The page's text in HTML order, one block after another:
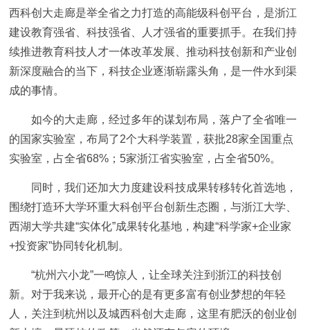
西科创大走廊是举全省之力打造的高能级科创平台，是浙江
建设教育强省、科技强省、人才强省的重要抓手。在我们持
续推进教育科技人才一体改革发展、推动科技创新和产业创
新深度融合的当下，科技企业逐渐崭露头角，是一件水到渠
成的事情。
如今的大走廊，经过多年的谋划布局，落户了全省唯一
的国家实验室，布局了2个大科学装置，获批28家全国重点
实验室，占全省68%；5家浙江省实验室，占全省50%。
同时，我们还加大力度建设科技成果转移转化首选地，
围绕打造环大学环重大科创平台创新生态圈，与浙江大学、
西湖大学共建“实体化”成果转化基地，构建“科学家+企业家
+投资家”协同转化机制。
“杭州六小龙”一鸣惊人，让全球关注到浙江的科技创
新。对于我来说，最开心的是有更多富有创业梦想的年轻
人，关注到杭州以及城西科创大走廊，这里有肥沃的创业创